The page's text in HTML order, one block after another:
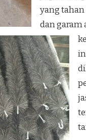
yang tahan
dan garam